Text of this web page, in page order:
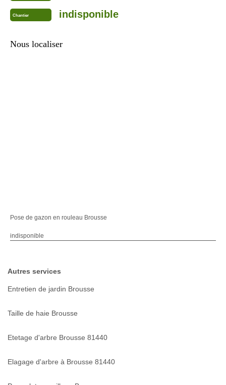
Chantier indisponible
Nous localiser
Pose de gazon en rouleau Brousse
indisponible
Autres services
Entretien de jardin Brousse
Taille de haie Brousse
Etetage d'arbre Brousse 81440
Elagage d'arbre à Brousse 81440